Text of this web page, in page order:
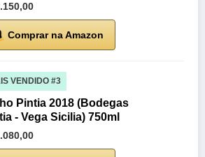
Comprar na Amazon
VENDIDO #3
Pintia 2018 (Bodegas
- Vega Sicilia) 750ml